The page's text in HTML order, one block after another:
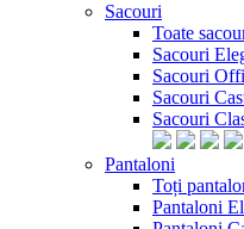
Sacouri
Toate
Sacouri
Sacouri
Sacouri
Sacouri
Pantaloni
Toți
Pantaloni